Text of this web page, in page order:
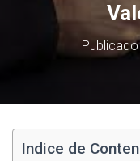
Indice de